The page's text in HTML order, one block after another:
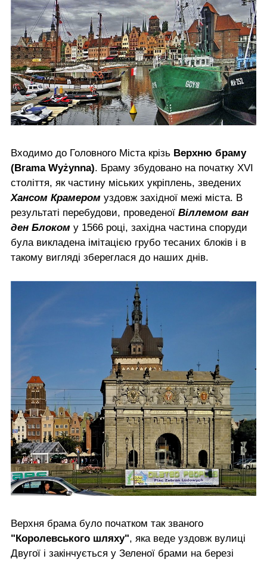
Входимо до Головного Міста крізь Верхню браму
(Brama Wyżynna). Браму збудовано на початку XVI
століття, як частину міських укріплень, зведених
Хансом Крамером уздовж західної межі міста. В
результаті перебудови, проведеної Віллемом ван
ден Блоком у 1566 році, західна частина споруди
була викладена імітацією грубо тесаних блоків і в
такому вигляді збереглася до наших днів.
Верхня брама було початком так званого
"Королевського шляху", яка веде уздовж вулиці
Двугої і закінчується у Зеленої брами на березі